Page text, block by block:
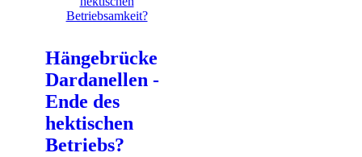
Hängebrücke
Dardanellen -
Ende des
hektischen
Betriebs?